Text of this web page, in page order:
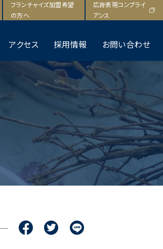
アクセス 採用情報 お問い合わせ
フランチャイズ加盟希望
の方へ
広告表現コンプライ
アンス
a
e
b
o
w
t
t
e
r
i
e